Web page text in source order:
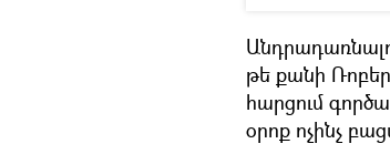
թե քանի
հարցում
օրոք ոչինչ